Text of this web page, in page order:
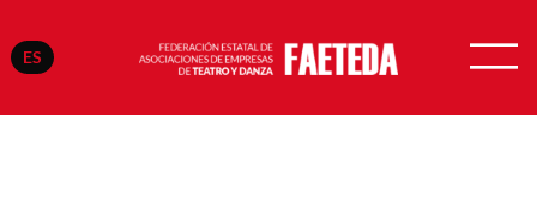
ES
Saltar